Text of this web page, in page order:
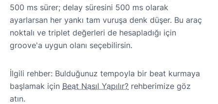
500 ms sürer; delay süresini 500 ms olarak
ayarlarsan her yankı tam vuruşa denk düşer. Bu araç
noktalı ve triplet değerleri de hesapladığı için
groove'a uygun olanı seçebilirsin.
İlgili rehber: Bulduğunuz tempoyla bir beat kurmaya
başlamak için Beat Nasıl Yapılır? rehberimize göz
atın.